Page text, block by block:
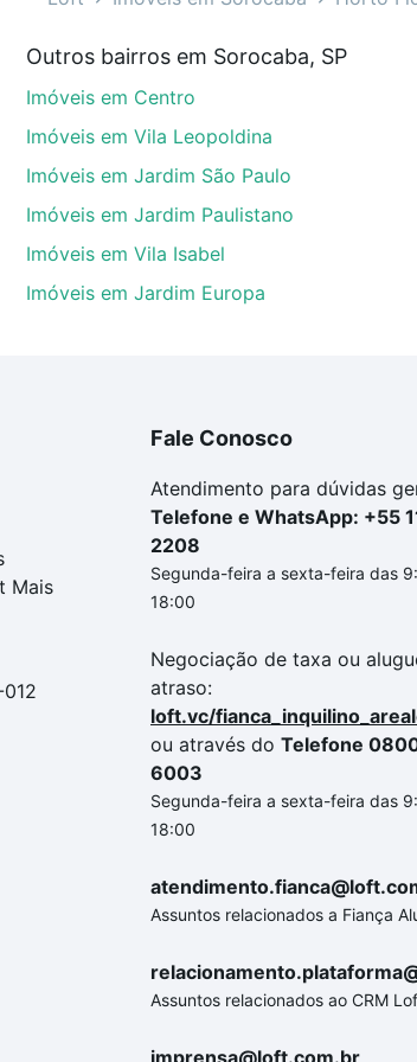
à venda em Horto Florestal, Sorocaba, SP
seu orçamento. Se ainda tem alguma
a gente para comprar o imóvel dos
Outros bairros em Sorocaba, SP
Imóveis em Centro
Imóveis em Vila Leopoldina
Imóveis em Jardim São Paulo
Imóveis em Jardim Paulistano
Imóveis em Vila Isabel
Imóveis em Jardim Europa
Mais
Fale Conosco
Atendimento para dúvidas
Telefone e WhatsApp: +55
2208
Segunda-feira a sexta-feira das
18:00
Negociação de taxa ou
atraso:
loft.vc/
ou através do Telefone
6003
Segunda-feira a sexta-feira das
18:00
Assuntos relacionados a Fiança
Assuntos relacionados ao CRM
imprensa@loft.com.br